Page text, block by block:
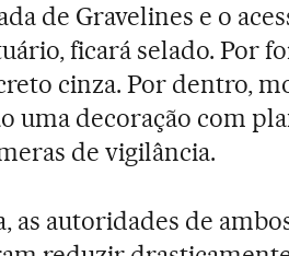
de Gravelines e o
ficará selado. Por
cinza. Por dentro,
uma decoração com
de vigilância.
as autoridades de